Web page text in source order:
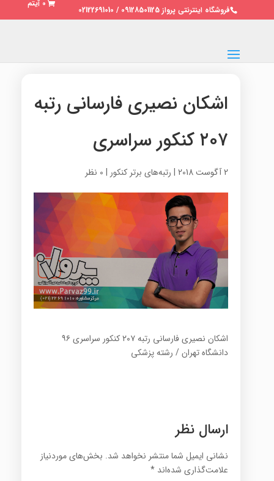
فروشگاه اینترنتی پرواز 09128501125 / 02122691010
0 آیتم
اشکان نصیری فارسانی رتبه
۲۰۷ کنکور سراسری
2 آگوست 2018 | رتبه‌های برتر کنکور | 0 نظر
اشکان نصیری فارسانی رتبه ۲۰۷ کنکور سراسری ۹۶
دانشگاه تهران / رشته پزشکی
ارسال نظر
نشانی ایمیل شما منتشر نخواهد شد. بخش‌های موردنیاز
علامت‌گذاری شده‌اند *